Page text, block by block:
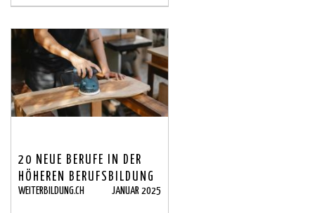
20 NEUE BERUFE IN DER
HÖHEREN BERUFSBILDUNG
WEITERBILDUNG.CH JANUAR 2025